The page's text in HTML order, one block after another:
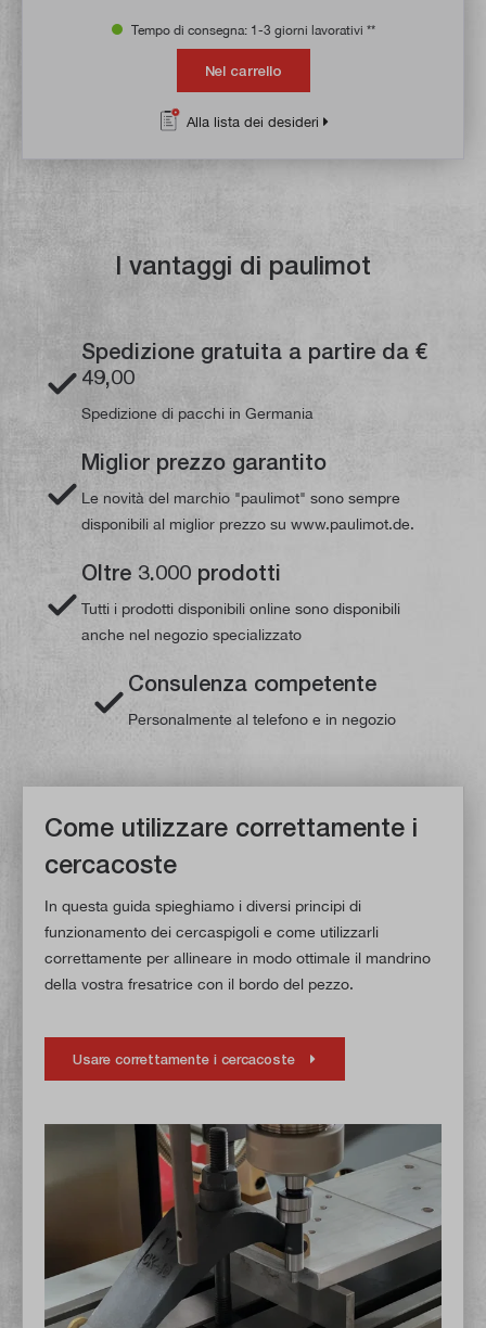
Tempo di consegna: 1-3 giorni lavorativi **
Nel carrello
Alla lista dei desideri
I vantaggi di paulimot
Spedizione gratuita a partire da €
49,00
Spedizione di pacchi in Germania
Miglior prezzo garantito
Le novità del marchio "paulimot" sono sempre
disponibili al miglior prezzo su www.paulimot.de.
Oltre 3.000 prodotti
Tutti i prodotti disponibili online sono disponibili
anche nel negozio specializzato
Consulenza competente
Personalmente al telefono e in negozio
Come utilizzare correttamente i
cercacoste
In questa guida spieghiamo i diversi principi di
funzionamento dei cercaspigoli e come utilizzarli
correttamente per allineare in modo ottimale il mandrino
della vostra fresatrice con il bordo del pezzo.
Usare correttamente i cercacoste